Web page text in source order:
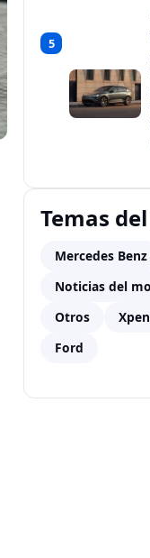
5
Temas
Mercedes Benz
Noticias del
Otros
Ford